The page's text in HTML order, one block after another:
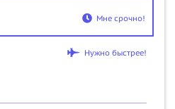
Мне срочно!
Нужно быстрее!